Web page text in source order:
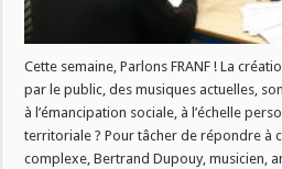
Cette semaine, Parlons FRANF ! La
par le public, des musiques actuelles,
à l’émancipation sociale, à l’échelle
territoriale ? Pour tâcher de répondre à
complexe, Bertrand Dupouy, musicien,